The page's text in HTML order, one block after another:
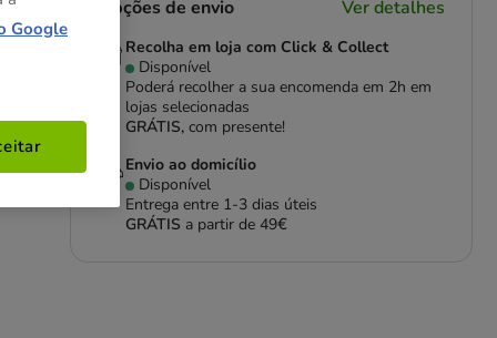
Opções de envio Ver detalhes
Recolha em loja com Click & Collect
Disponível
Poderá recolher a sua encomenda em 2h em
lojas selecionadas
GRÁTIS,com presente!
Envio ao domicílio
Disponível
Entrega entre 1-3 dias úteis
GRÁTIS a partir de 49€
Google